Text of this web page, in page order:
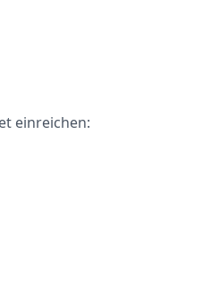
einreichen: